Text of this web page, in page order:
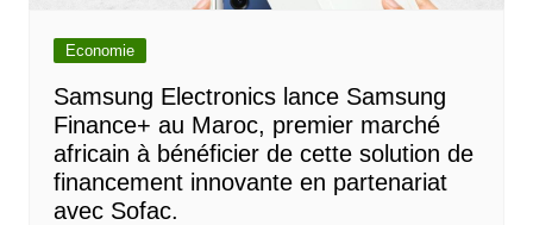
Economie
Samsung Electronics lance Samsung
Finance+ au Maroc, premier marché
africain à bénéficier de cette solution de
financement innovante en partenariat
avec Sofac.